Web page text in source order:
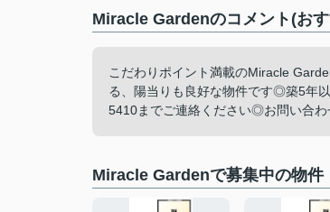
Miracle Gardenのコメント(お
こだわりポイント満載のMiracle
る、陽当りも良好な物件です◎築5年
5410までご連絡ください◎お問い合
Miracle Gardenで募集中の物件